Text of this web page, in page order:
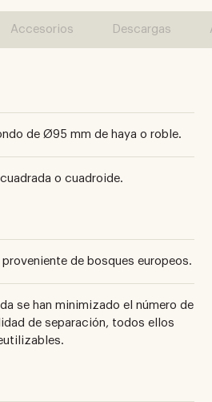
Accesorios Descargas
de Ø95 mm de haya o roble.
o cuadroide.
de bosques europeos.
se han minimizado el número de
de separación, todos ellos